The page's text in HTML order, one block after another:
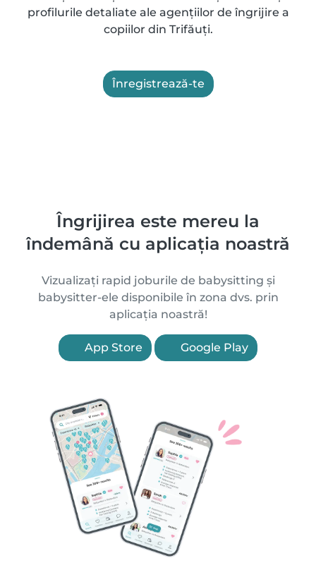
profilurile detaliate ale agențiilor de îngrijire a
copiilor din Trifăuţi.
Înregistrează-te
Îngrijirea este mereu la
îndemână cu aplicația noastră
Vizualizați rapid joburile de babysitting și
babysitter-ele disponibile în zona dvs. prin
aplicația noastră!
App Store Google Play